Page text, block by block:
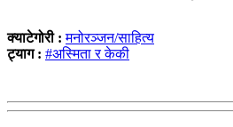
क्याटेगोरी :मनोरञ्जन/साहित्य
ट्याग : #अस्मिता र केकी